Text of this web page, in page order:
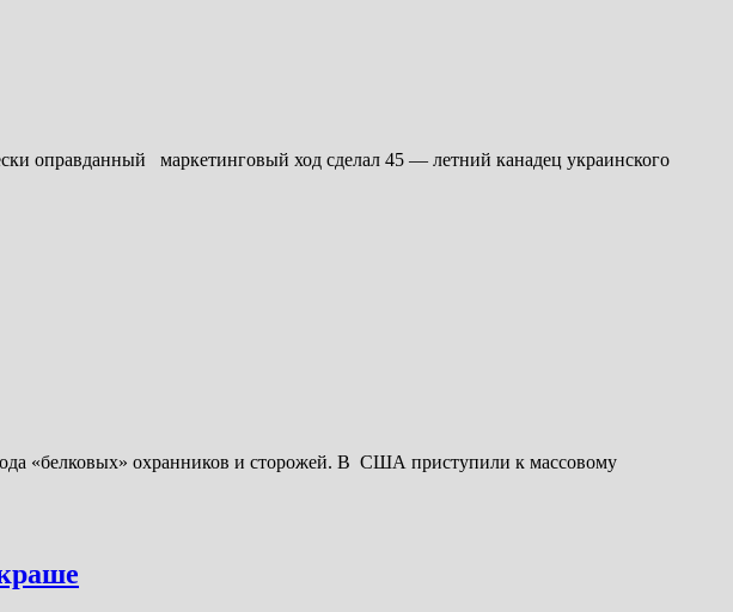
оправданный маркетинговый ход сделал 45 — летний канадец украинского
«белковых» охранников и сторожей. В США приступили к массовому